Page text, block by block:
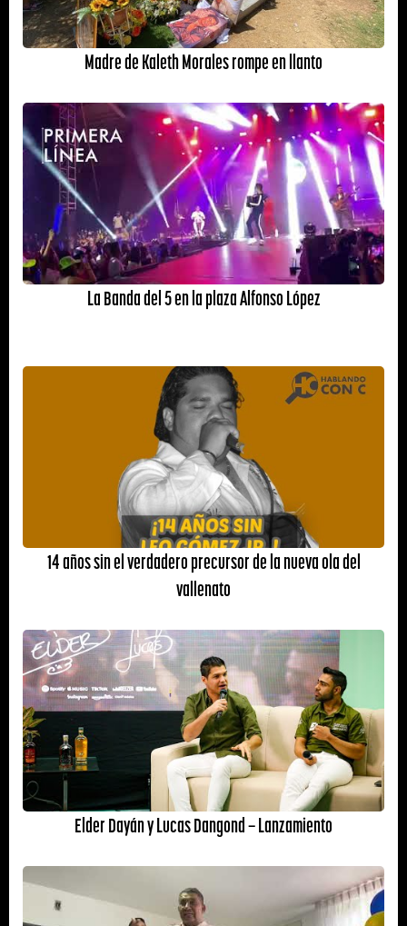
Madre de Kaleth Morales rompe en llanto
La Banda del 5 en la plaza Alfonso López
14 años sin el verdadero precursor de la nueva ola del
vallenato
Elder Dayán y Lucas Dangond – Lanzamiento